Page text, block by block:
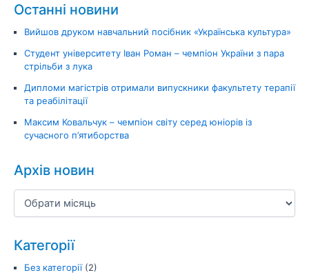
Останні новини
Вийшов друком навчальний посібник «Українська культура»
Студент університету Іван Роман – чемпіон України з пара
стрільби з лука
Дипломи магістрів отримали випускники факультету терапії
та реабілітації
Максим Ковальчук – чемпіон світу серед юніорів із
сучасного п’ятиборства
Архів новин
Категорії
Без категорії(2)